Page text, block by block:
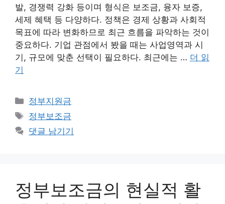
발, 경쟁력 강화 등이며 형식은 보조금, 융자 보증,
세제 혜택 등 다양하다. 정책은 경제 상황과 사회적
목표에 따라 변화하므로 최근 흐름을 파악하는 것이
중요하다. 기업 관점에서 봤을 때는 사업영역과 시
기, 규모에 맞춘 선택이 필요하다. 최근에는 … 더 읽
기
카
테
고
리
정부지원금
태
그
정부보조금
댓글 남기기
정부보조금의 현실적 활